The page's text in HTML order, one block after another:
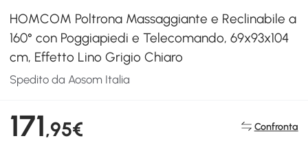
HOMCOM Poltrona Massaggiante e Reclinabile a
160° con Poggiapiedi e Telecomando, 69x93x104
cm, Effetto Lino Grigio Chiaro
Spedito da Aosom Italia
171,95€ Confronta